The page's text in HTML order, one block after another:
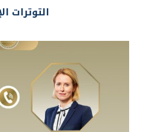
التوترات